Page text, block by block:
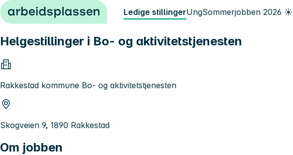
Hopp til innhold Ledige stillingerUngSommerjobben 2026 ☀️
Helgestillinger i Bo- og aktivitetstjenesten
Rakkestad kommune Bo- og aktivitetstjenesten
Skogveien 9, 1890 Rakkestad
Om jobben